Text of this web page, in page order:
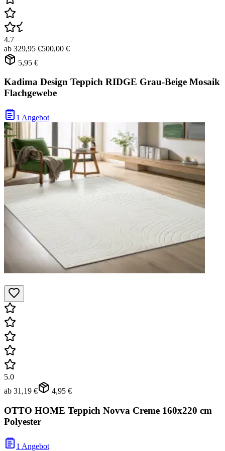
4.7
ab 329,95 €500,00 €
5,95 €
Kadima Design Teppich RIDGE Grau-Beige Mosaik
Flachgewebe
1 Angebot
5.0
ab 31,19 € 4,95 €
OTTO HOME Teppich Novva Creme 160x220 cm
Polyester
1 Angebot